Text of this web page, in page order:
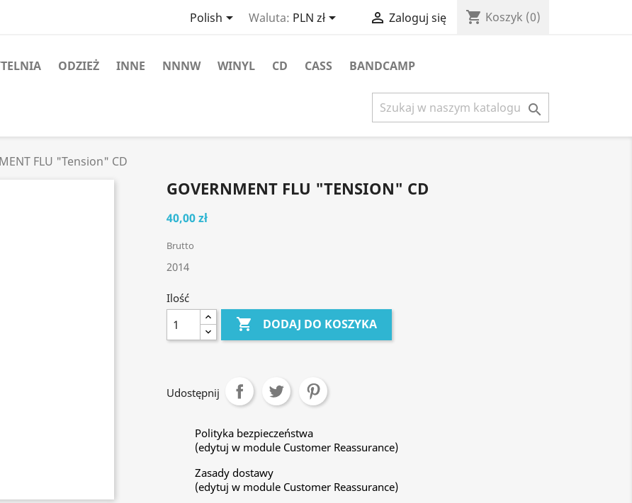
Polish Waluta: PLN zł  Zaloguj się shopping_cart Koszyk (0)
ODZIEŻ INNE NNNW WINYL CD CASS BANDCAMP

FLU "Tension" CD
GOVERNMENT FLU "TENSION" CD
40,00 zł
Brutto
2014
Ilość
 DODAJ DO KOSZYKA
Udostępnij
Polityka bezpieczeństwa
(edytuj w module Customer Reassurance)
Zasady dostawy
(edytuj w module Customer Reassurance)